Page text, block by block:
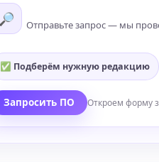
🔎 Отправьте запрос — мы
✅ Подберём нужную редакцию
Запросить ПО Откроем форму